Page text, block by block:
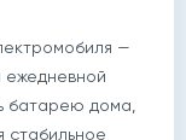
—
батарею дома,
стабильное